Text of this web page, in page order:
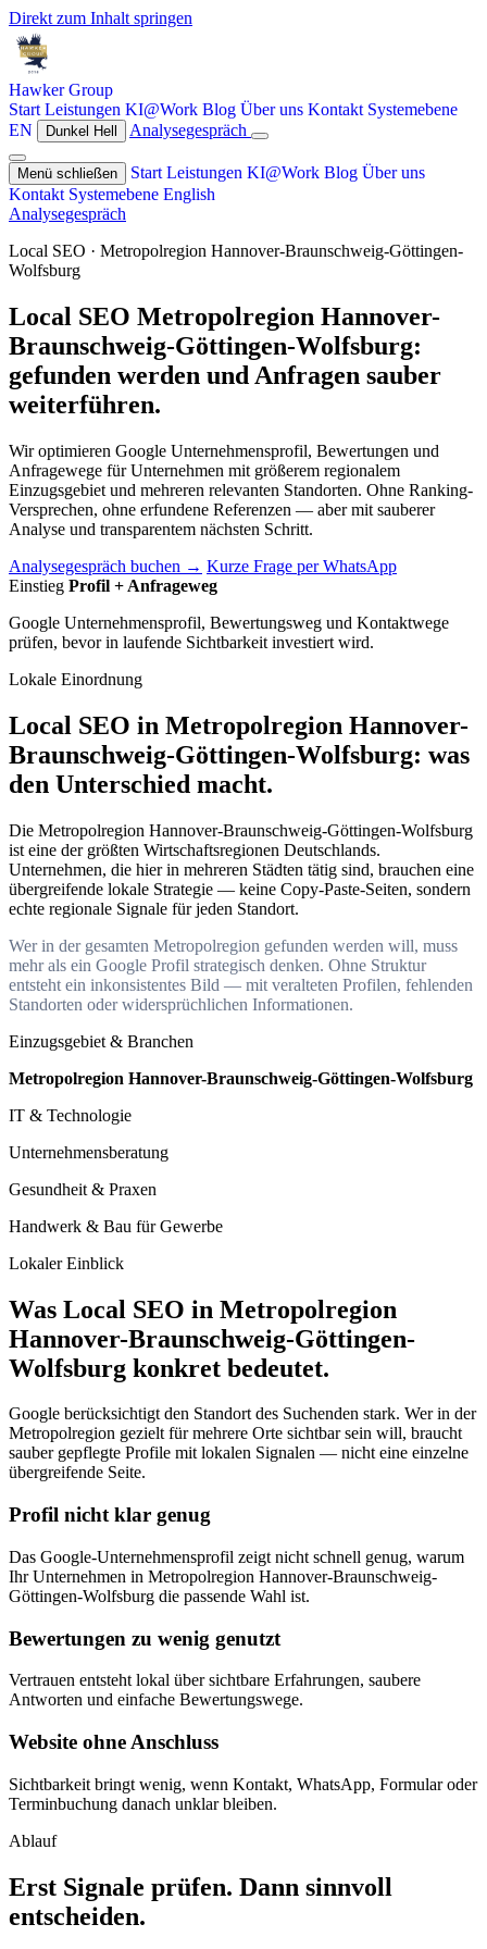
Direkt zum Inhalt springen
HawkerGroup
Start Leistungen KI@Work Blog Über uns Kontakt Systemebene
EN
Dunkel Hell Analysegespräch
Menü schließen Start Leistungen KI@Work Blog Über uns
Kontakt Systemebene English
Analysegespräch
Local SEO · Metropolregion Hannover-Braunschweig-Göttingen-
Wolfsburg
Local SEO Metropolregion Hannover-
Braunschweig-Göttingen-Wolfsburg:
gefunden werden und Anfragen sauber
weiterführen.
Wir optimieren Google Unternehmensprofil, Bewertungen und
Anfragewege für Unternehmen mit größerem regionalem
Einzugsgebiet und mehreren relevanten Standorten. Ohne Ranking-
Versprechen, ohne erfundene Referenzen — aber mit sauberer
Analyse und transparentem nächsten Schritt.
Analysegespräch buchen → Kurze Frage per WhatsApp
Einstieg Profil + Anfrageweg
Google Unternehmensprofil, Bewertungsweg und Kontaktwege
prüfen, bevor in laufende Sichtbarkeit investiert wird.
Lokale Einordnung
Local SEO in Metropolregion Hannover-
Braunschweig-Göttingen-Wolfsburg: was
den Unterschied macht.
Die Metropolregion Hannover-Braunschweig-Göttingen-Wolfsburg
ist eine der größten Wirtschaftsregionen Deutschlands.
Unternehmen, die hier in mehreren Städten tätig sind, brauchen eine
übergreifende lokale Strategie — keine Copy-Paste-Seiten, sondern
echte regionale Signale für jeden Standort.
Wer in der gesamten Metropolregion gefunden werden will, muss
mehr als ein Google Profil strategisch denken. Ohne Struktur
entsteht ein inkonsistentes Bild — mit veralteten Profilen, fehlenden
Standorten oder widersprüchlichen Informationen.
Einzugsgebiet & Branchen
Metropolregion Hannover-Braunschweig-Göttingen-Wolfsburg
IT & Technologie
Unternehmensberatung
Gesundheit & Praxen
Handwerk & Bau für Gewerbe
Lokaler Einblick
Was Local SEO in Metropolregion
Hannover-Braunschweig-Göttingen-
Wolfsburg konkret bedeutet.
Google berücksichtigt den Standort des Suchenden stark. Wer in der
Metropolregion gezielt für mehrere Orte sichtbar sein will, braucht
sauber gepflegte Profile mit lokalen Signalen — nicht eine einzelne
übergreifende Seite.
Profil nicht klar genug
Das Google-Unternehmensprofil zeigt nicht schnell genug, warum
Ihr Unternehmen in Metropolregion Hannover-Braunschweig-
Göttingen-Wolfsburg die passende Wahl ist.
Bewertungen zu wenig genutzt
Vertrauen entsteht lokal über sichtbare Erfahrungen, saubere
Antworten und einfache Bewertungswege.
Website ohne Anschluss
Sichtbarkeit bringt wenig, wenn Kontakt, WhatsApp, Formular oder
Terminbuchung danach unklar bleiben.
Ablauf
Erst Signale prüfen. Dann sinnvoll
entscheiden.